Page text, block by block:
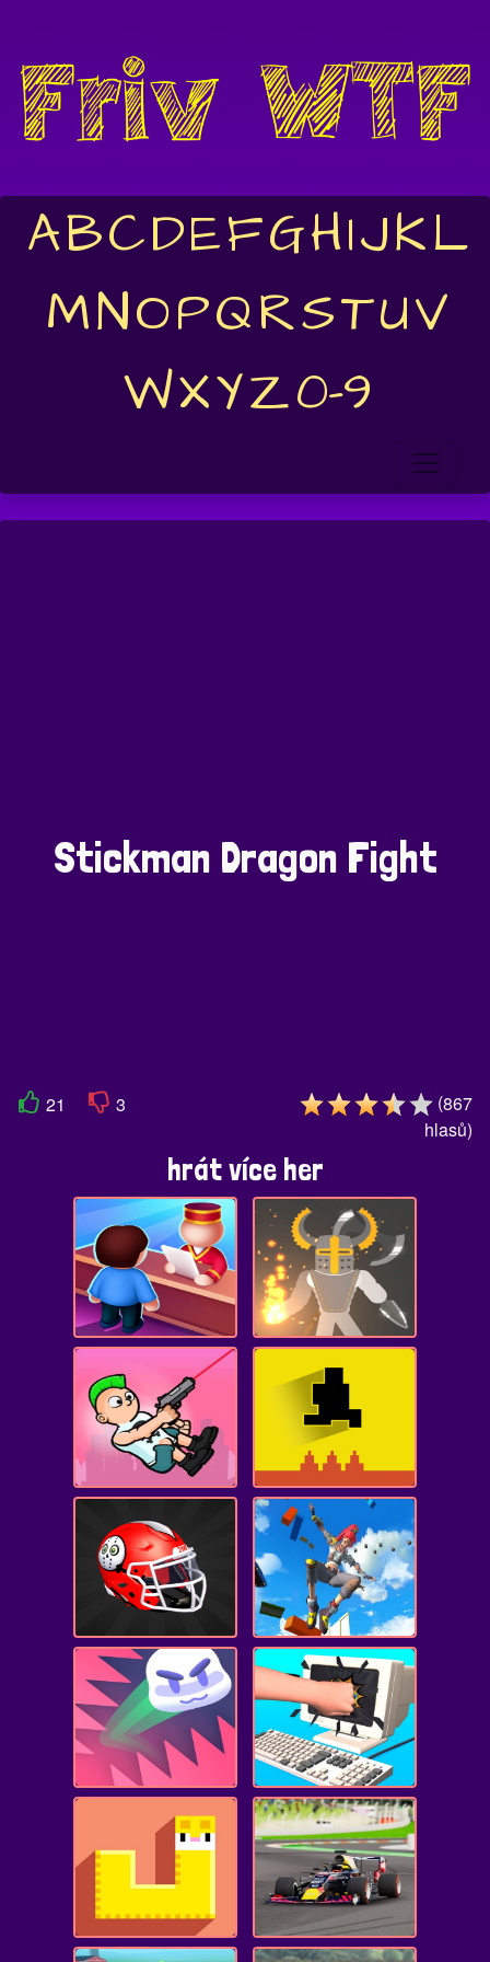
ABCDEFGHIJKL
MNOPQRSTUV
WXYZ0-9
Stickman Dragon Fight
21 3 (867
hlasů)
hrát více her